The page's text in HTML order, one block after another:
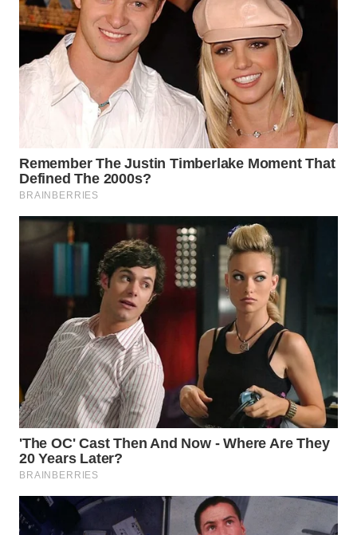
WAHANA
TRAVEL
WAHANA
TV
WAHANANEWS
ID
WAHANANEWS
CO ID
WAHANANEWS
WAHANA
SPORT
WAHANA
UMKM
SELEB
WAHANA
PERSONA